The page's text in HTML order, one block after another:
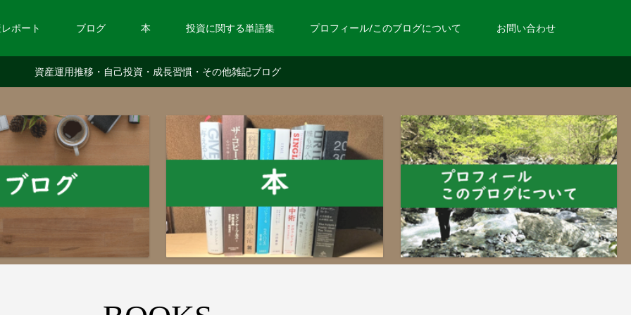
ポート ブログ 本 投資に関する単語集 プロフィール/このブログについて お問い合わせ
資産運用推移・自己投資・成長習慣・その他雑記ブログ